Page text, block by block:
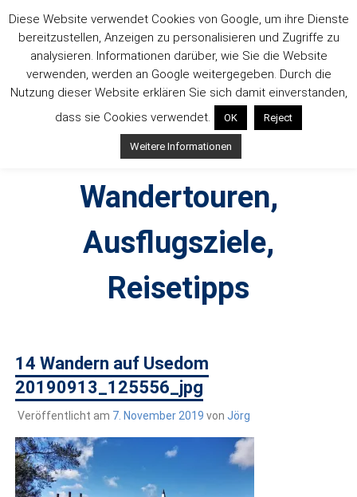
Inhalt
springen
Outdoorsuechtig –
Wandertouren,
Ausflugsziele,
Reisetipps
draußen sind. In Deutschland und überall!
14 Wandern auf Usedom
20190913_125556_jpg
Veröffentlicht am 7. November 2019 von Jörg
Diese Website verwendet Cookies von Google, um ihre Dienste
bereitzustellen, Anzeigen zu personalisieren und Zugriffe zu
analysieren. Informationen darüber, wie Sie die Website
verwenden, werden an Google weitergegeben. Durch die
Nutzung dieser Website erklären Sie sich damit einverstanden,
dass sie Cookies verwendet.
OK Reject
Weitere Informationen